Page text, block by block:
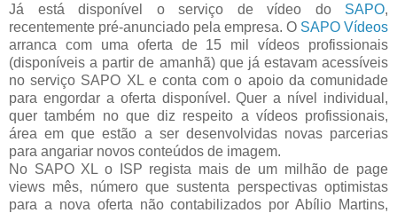
Já está disponível o serviço de vídeo do SAPO,
recentemente pré-anunciado pela empresa. O SAPO Vídeos
arranca com uma oferta de 15 mil vídeos profissionais
(disponíveis a partir de amanhã) que já estavam acessíveis
no serviço SAPO XL e conta com o apoio da comunidade
para engordar a oferta disponível. Quer a nível individual,
quer também no que diz respeito a vídeos profissionais,
área em que estão a ser desenvolvidas novas parcerias
para angariar novos conteúdos de imagem.
No SAPO XL o ISP regista mais de um milhão de page
views mês, número que sustenta perspectivas optimistas
para a nova oferta não contabilizados por Abílio Martins,